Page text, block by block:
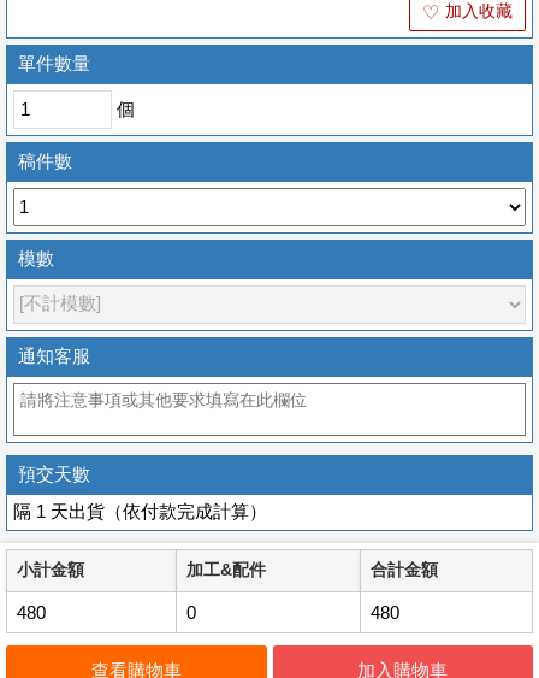
♡ 加入收藏
單件數量
個
稿件數
模數
通知客服
預交天數
隔 1 天出貨（依付款完成計算）
小計金額 加工&配件 合計金額
480 0 480
查看購物車 加入購物車